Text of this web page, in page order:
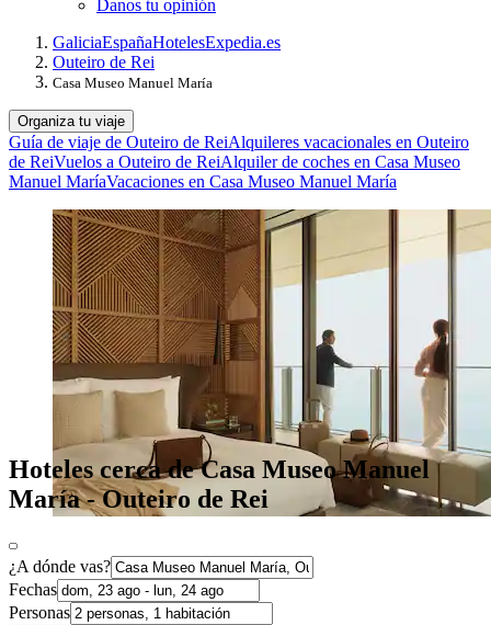
Danos tu opinión
GaliciaEspañaHotelesExpedia.es
Outeiro de Rei
Casa Museo Manuel María
Organiza tu viaje
Guía de viaje de Outeiro de ReiAlquileres vacacionales en Outeiro
de ReiVuelos a Outeiro de ReiAlquiler de coches en Casa Museo
Manuel MaríaVacaciones en Casa Museo Manuel María
Hoteles cerca de Casa Museo Manuel
María - Outeiro de Rei
¿A dónde vas?
Fechas
Personas